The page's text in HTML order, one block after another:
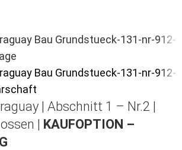
| Abschnitt 1 – Nr.2 |
| KAUFOPTION –